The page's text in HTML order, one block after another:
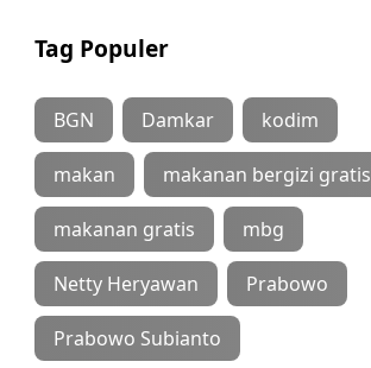
Tag Populer
BGN Damkar kodim
makan makanan bergizi gratis
makanan gratis mbg
Netty Heryawan Prabowo
Prabowo Subianto